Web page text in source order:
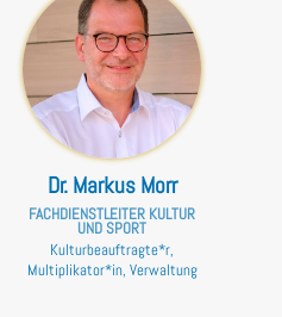
Dr. Markus Morr
FACHDIENSTLEITER KULTUR
UND SPORT
Kulturbeauftragte*r,
Multiplikator*in, Verwaltung